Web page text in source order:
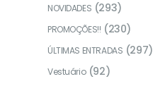
NOVIDADES (293)
PROMOÇÕES!! (230)
ÚLTIMAS ENTRADAS (297)
Vestuário (92)